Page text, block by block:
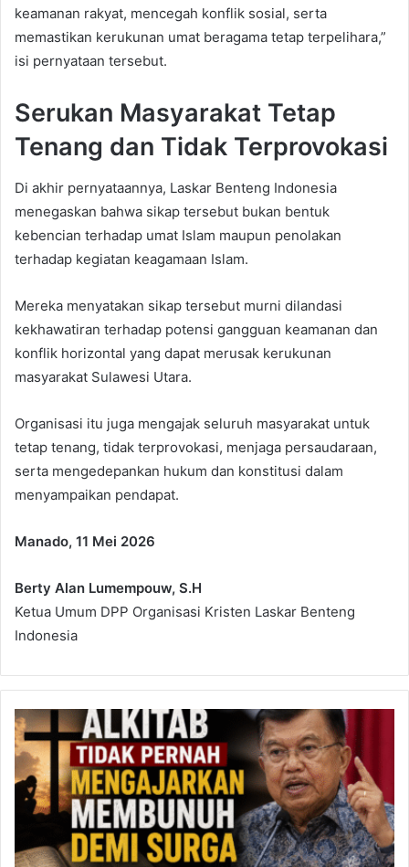
keamanan rakyat, mencegah konflik sosial, serta
memastikan kerukunan umat beragama tetap terpelihara,”
isi pernyataan tersebut.
Serukan Masyarakat Tetap
Tenang dan Tidak Terprovokasi
Di akhir pernyataannya, Laskar Benteng Indonesia
menegaskan bahwa sikap tersebut bukan bentuk
kebencian terhadap umat Islam maupun penolakan
terhadap kegiatan keagamaan Islam.
Mereka menyatakan sikap tersebut murni dilandasi
kekhawatiran terhadap potensi gangguan keamanan dan
konflik horizontal yang dapat merusak kerukunan
masyarakat Sulawesi Utara.
Organisasi itu juga mengajak seluruh masyarakat untuk
tetap tenang, tidak terprovokasi, menjaga persaudaraan,
serta mengedepankan hukum dan konstitusi dalam
menyampaikan pendapat.
Manado, 11 Mei 2026
Berty Alan Lumempouw, S.H
Ketua Umum DPP Organisasi Kristen Laskar Benteng
Indonesia